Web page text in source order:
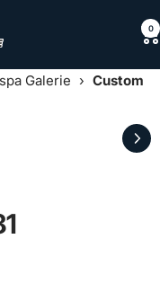
0
Galerie › Custom